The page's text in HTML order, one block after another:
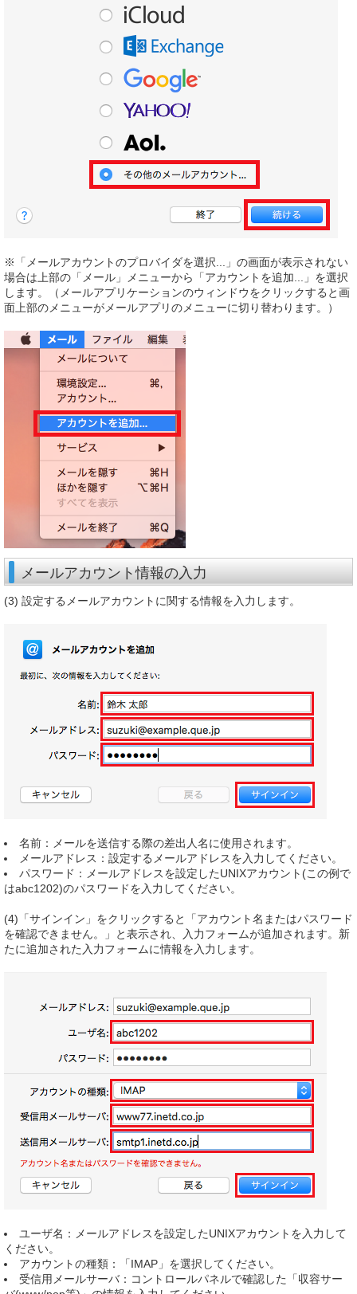
※「メールアカウントのプロバイダを選択...」の画面が表示されない
場合は上部の「メール」メニューから「アカウントを追加...」を選択
します。（メールアプリケーションのウィンドウをクリックすると画
面上部のメニューがメールアプリのメニューに切り替わります。）
メールアカウント情報の入力
(3) 設定するメールアカウントに関する情報を入力します。
名前：メールを送信する際の差出人名に使用されます。
メールアドレス：設定するメールアドレスを入力してください。
パスワード：メールアドレスを設定したUNIXアカウント(この例で
はabc1202)のパスワードを入力してください。
(4)「サインイン」をクリックすると「アカウント名またはパスワード
を確認できません。」と表示され、入力フォームが追加されます。新
たに追加された入力フォームに情報を入力します。
ユーザ名：メールアドレスを設定したUNIXアカウントを入力して
ください。
アカウントの種類：「IMAP」を選択してください。
受信用メールサーバ：コントロールパネルで確認した「収容サー